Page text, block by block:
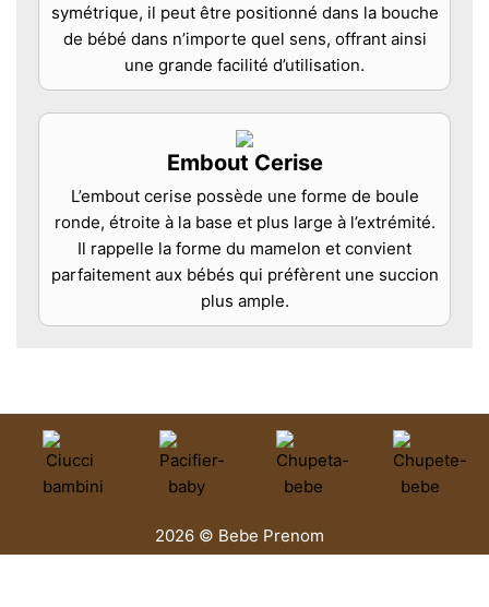
symétrique, il peut être positionné dans la bouche
de bébé dans n’importe quel sens, offrant ainsi
une grande facilité d’utilisation.
Embout Cerise
L’embout cerise possède une forme de boule
ronde, étroite à la base et plus large à l’extrémité.
Il rappelle la forme du mamelon et convient
parfaitement aux bébés qui préfèrent une succion
plus ample.
2026 © Bebe Prenom